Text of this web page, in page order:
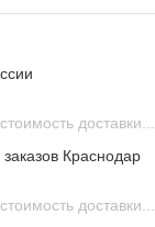
доставки...
Краснодар
доставки...